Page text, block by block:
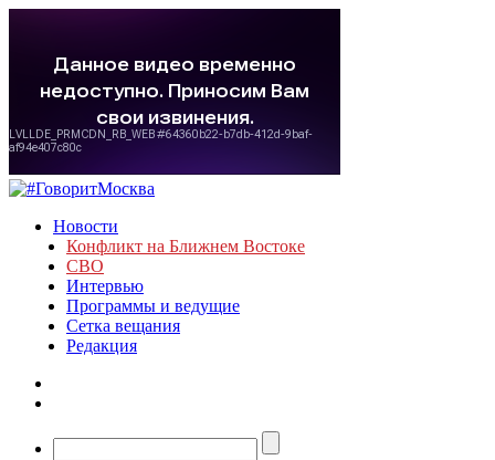
Новости
Конфликт на Ближнем Востоке
СВО
Интервью
Программы и ведущие
Сетка вещания
Редакция